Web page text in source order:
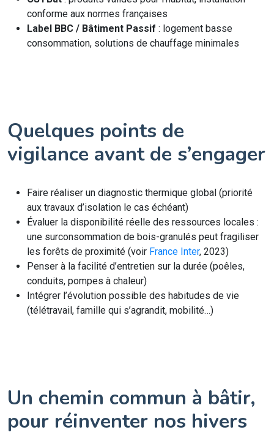
conforme aux normes françaises
Label BBC / Bâtiment Passif : logement basse
consommation, solutions de chauffage minimales
Quelques points de
vigilance avant de s’engager
Faire réaliser un diagnostic thermique global (priorité
aux travaux d’isolation le cas échéant)
Évaluer la disponibilité réelle des ressources locales :
une surconsommation de bois-granulés peut fragiliser
les forêts de proximité (voir France Inter, 2023)
Penser à la facilité d’entretien sur la durée (poêles,
conduits, pompes à chaleur)
Intégrer l’évolution possible des habitudes de vie
(télétravail, famille qui s’agrandit, mobilité…)
Un chemin commun à bâtir,
pour réinventer nos hivers